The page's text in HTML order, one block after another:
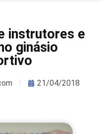
instrutores e
ginásio
21/04/2018